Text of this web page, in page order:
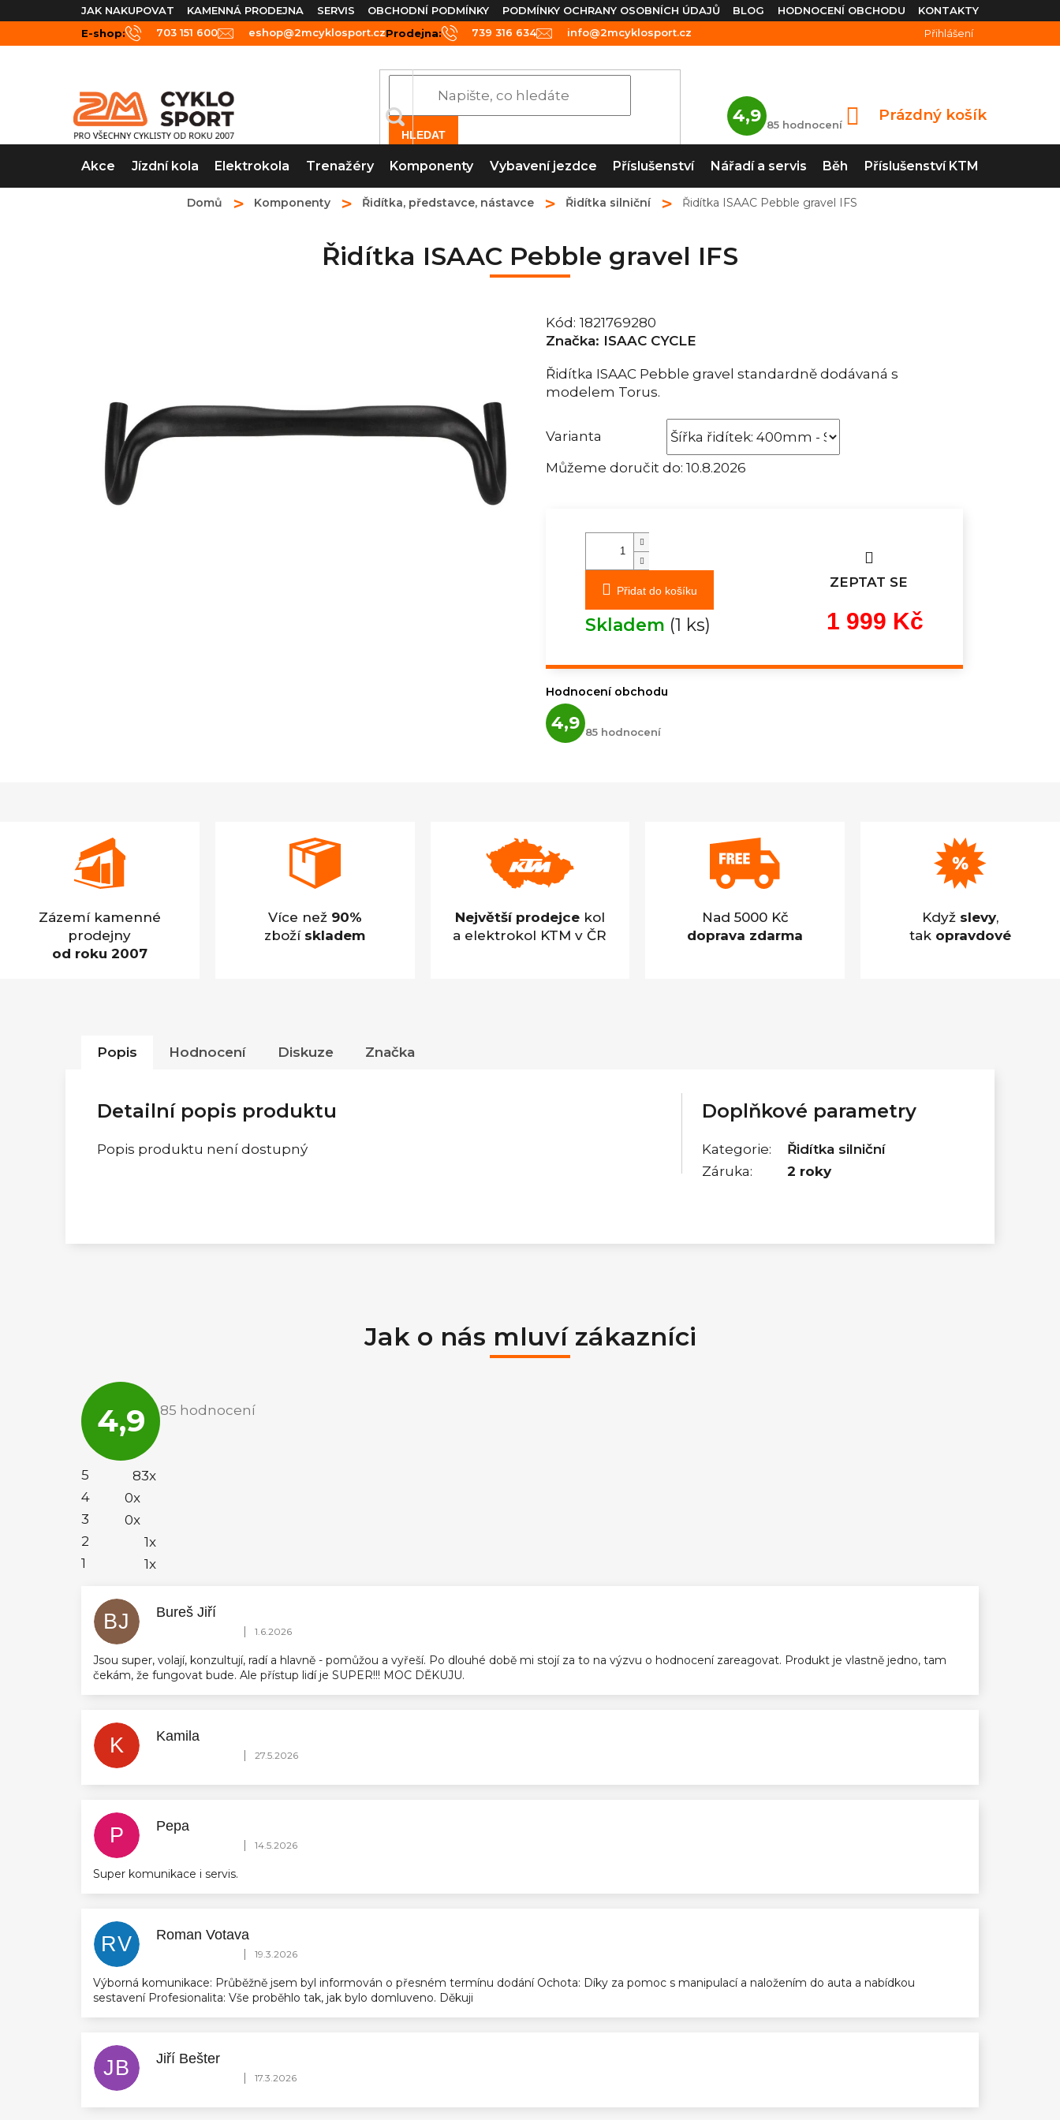
na
obsah
JAK NAKUPOVAT KAMENNÁ PRODEJNA SERVIS OBCHODNÍ PODMÍNKY PODMÍNKY OCHRANY OSOBNÍCH ÚDAJŮ BLOG KONTAKTY
HODNOCENÍ OBCHODU
E-shop:
703 151 600 eshop@2mcyklosport.czProdejna: 739 316 634 info@2mcyklosport.cz Přihlášení
HLEDAT
4,9
Průměrné
hodnocení
je
4,9
5
hvězdiček.
85 hodnocení
NÁKUPNÍ
Prázdný košík
Akce Jízdní kola Elektrokola Trenažéry Komponenty Vybavení jezdce Příslušenství Nářadí a servis Běh Příslušenství KTM
Domů Komponenty Řidítka, představce, nástavce Řidítka silniční Řidítka ISAAC Pebble gravel IFS
Řidítka ISAAC Pebble gravel IFS
Kód: 1821769280
Značka: ISAAC CYCLE
Varianta
Můžeme doručit do: 10.8.2026
Řidítka ISAAC Pebble gravel standardně dodávaná s
modelem Torus.
Přidat do košíku
ZEPTAT SE
Skladem (1 ks) 1 999 Kč
cena:
Hodnocení obchodu
4,9 hodnocení
obchodu
85 hodnocení
Zázemí kamenné
prodejny
od roku 2007
Více než 90%
zboží skladem
Největší prodejcekol
a elektrokol KTM v ČR
Nad 5000 Kč
doprava zdarma
Když slevy,
tak opravdové
Popis Hodnocení Diskuze Značka
Detailní popis produktu
Popis produktu není dostupný
Doplňkové parametry
Kategorie:
Řidítka silniční
Záruka: 2 roky
Jak o nás mluví zákazníci
4,9
obchodu
je
85 hodnocení
5
83x
4
0x
3
0x
2
1x
1
1x
BJ Bureš Jiří
Hodnocení obchodu je 5 z 5 hvězdiček.
| 1.6.2026
Jsou super, volají, konzultují, radí a hlavně - pomůžou a vyřeší. Po dlouhé době mi stojí za to na výzvu o hodnocení zareagovat. Produkt je vlastně jedno, tam
čekám, že fungovat bude. Ale přístup lidí je SUPER!!! MOC DĚKUJU.
K Kamila
Hodnocení obchodu je 5 z 5 hvězdiček.
| 27.5.2026
P Pepa
Hodnocení obchodu je 5 z 5 hvězdiček.
| 14.5.2026
Super komunikace i servis.
RV Roman Votava
Hodnocení obchodu je 5 z 5 hvězdiček.
| 19.3.2026
Výborná komunikace: Průběžně jsem byl informován o přesném termínu dodání Ochota: Díky za pomoc s manipulací a naložením do auta a nabídkou
sestavení Profesionalita: Vše proběhlo tak, jak bylo domluveno. Děkuji
JB Jiří Bešter
Hodnocení obchodu je 5 z 5 hvězdiček.
| 17.3.2026